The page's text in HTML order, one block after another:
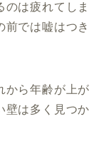
は疲れてしま
では嘘はつき
から年齢が上が
壁は多く見つか